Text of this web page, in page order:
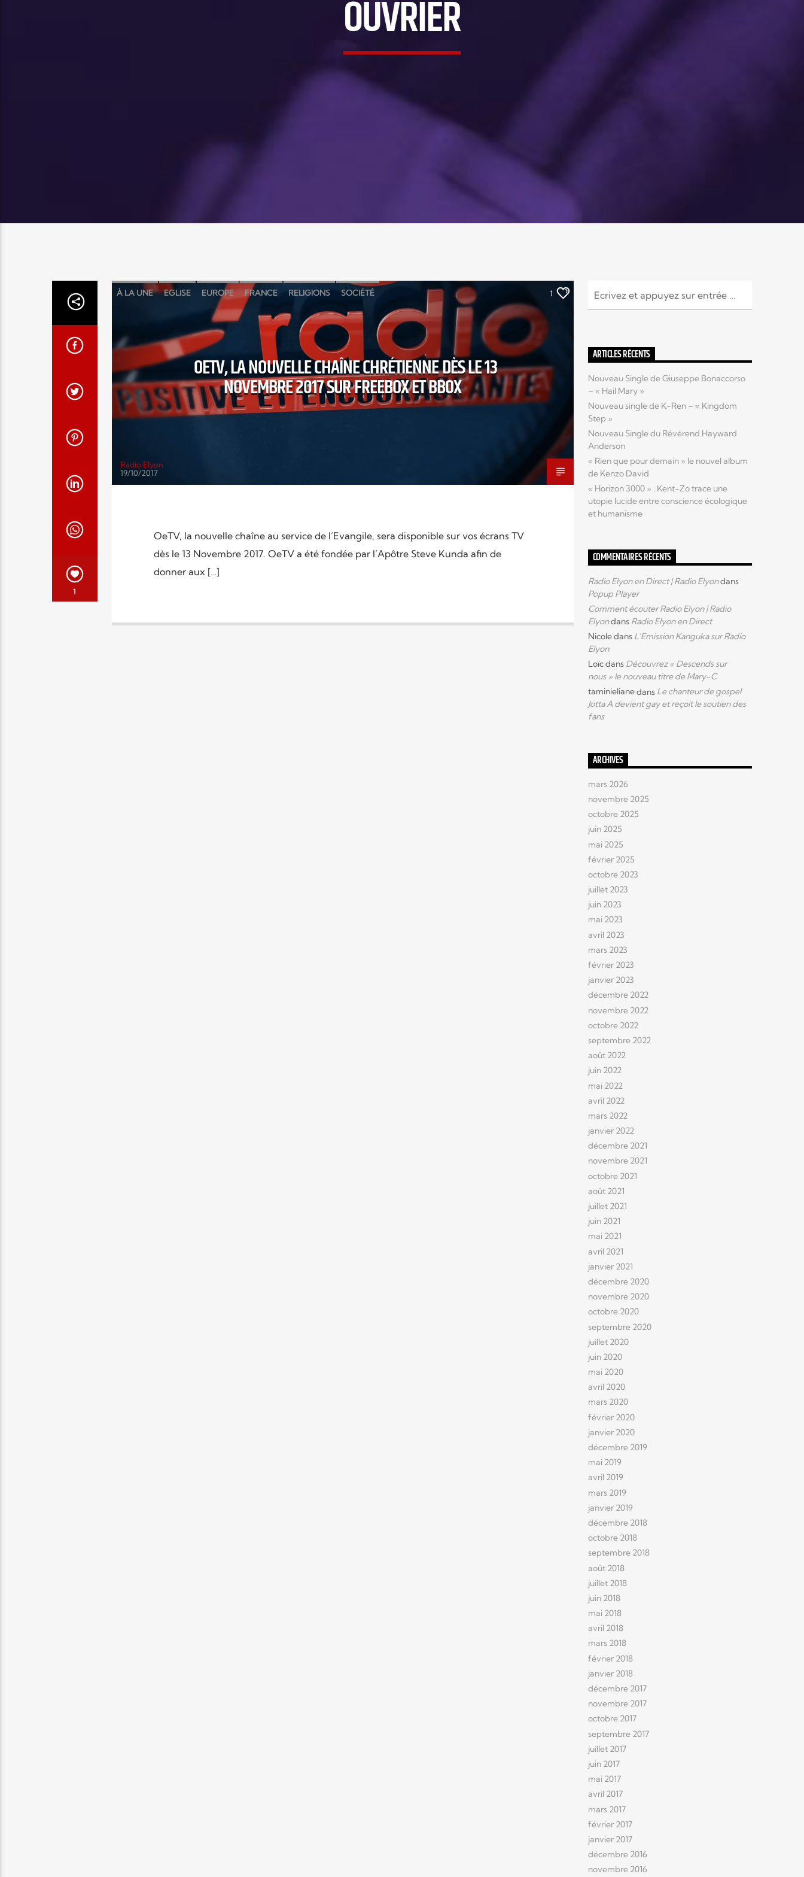
OUVRIER
1
À LA UNE EGLISE EUROPE FRANCE RELIGIONS SOCIÉTÉ 1
OETV, LA NOUVELLE CHAÎNE CHRÉTIENNE DÈS LE 13
NOVEMBRE 2017 SUR FREEBOX ET BBOX
Radio Elyon
19/10/2017
OeTV, la nouvelle chaîne au service de l’Evangile, sera disponible sur vos écrans TV
dès le 13 Novembre 2017. OeTV a été fondée par l’Apôtre Steve Kunda afin de
donner aux […]
ARTICLES RÉCENTS
Nouveau Single de Giuseppe Bonaccorso
– « Hail Mary »
Nouveau single de K-Ren – « Kingdom
Step »
Nouveau Single du Révérend Hayward
Anderson
« Rien que pour demain » le nouvel album
de Kenzo David
« Horizon 3000 » : Kent-Zo trace une
utopie lucide entre conscience écologique
et humanisme
COMMENTAIRES RÉCENTS
Radio Elyon en Direct | Radio Elyondans
Popup Player
Comment écouter Radio Elyon | Radio
Elyondans Radio Elyon en Direct
Nicoledans L’Emission Kanguka sur Radio
Elyon
Loïcdans Découvrez « Descends sur
nous » le nouveau titre de Mary-C
taminielianedans Le chanteur de gospel
Jotta A devient gay et reçoit le soutien des
fans
ARCHIVES
mars 2026
novembre 2025
octobre 2025
juin 2025
mai 2025
février 2025
octobre 2023
juillet 2023
juin 2023
mai 2023
avril 2023
mars 2023
février 2023
janvier 2023
décembre 2022
novembre 2022
octobre 2022
septembre 2022
août 2022
juin 2022
mai 2022
avril 2022
mars 2022
janvier 2022
décembre 2021
novembre 2021
octobre 2021
août 2021
juillet 2021
juin 2021
mai 2021
avril 2021
janvier 2021
décembre 2020
novembre 2020
octobre 2020
septembre 2020
juillet 2020
juin 2020
mai 2020
avril 2020
mars 2020
février 2020
janvier 2020
décembre 2019
mai 2019
avril 2019
mars 2019
janvier 2019
décembre 2018
octobre 2018
septembre 2018
août 2018
juillet 2018
juin 2018
mai 2018
avril 2018
mars 2018
février 2018
janvier 2018
décembre 2017
novembre 2017
octobre 2017
septembre 2017
juillet 2017
juin 2017
mai 2017
avril 2017
mars 2017
février 2017
janvier 2017
décembre 2016
novembre 2016